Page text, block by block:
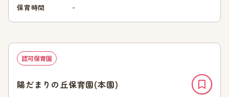
保育時間 -
認可保育園
陽だまりの丘保育園(本園)